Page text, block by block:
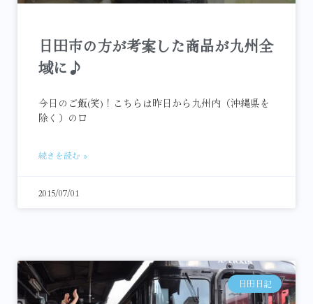
日田市の方が考案した商品が九州全
域に♪
今日のご飯(笑)！こちらは昨日から九州内（沖縄県を
除く）のロ
続きを読む »
2015/07/01
日田日記